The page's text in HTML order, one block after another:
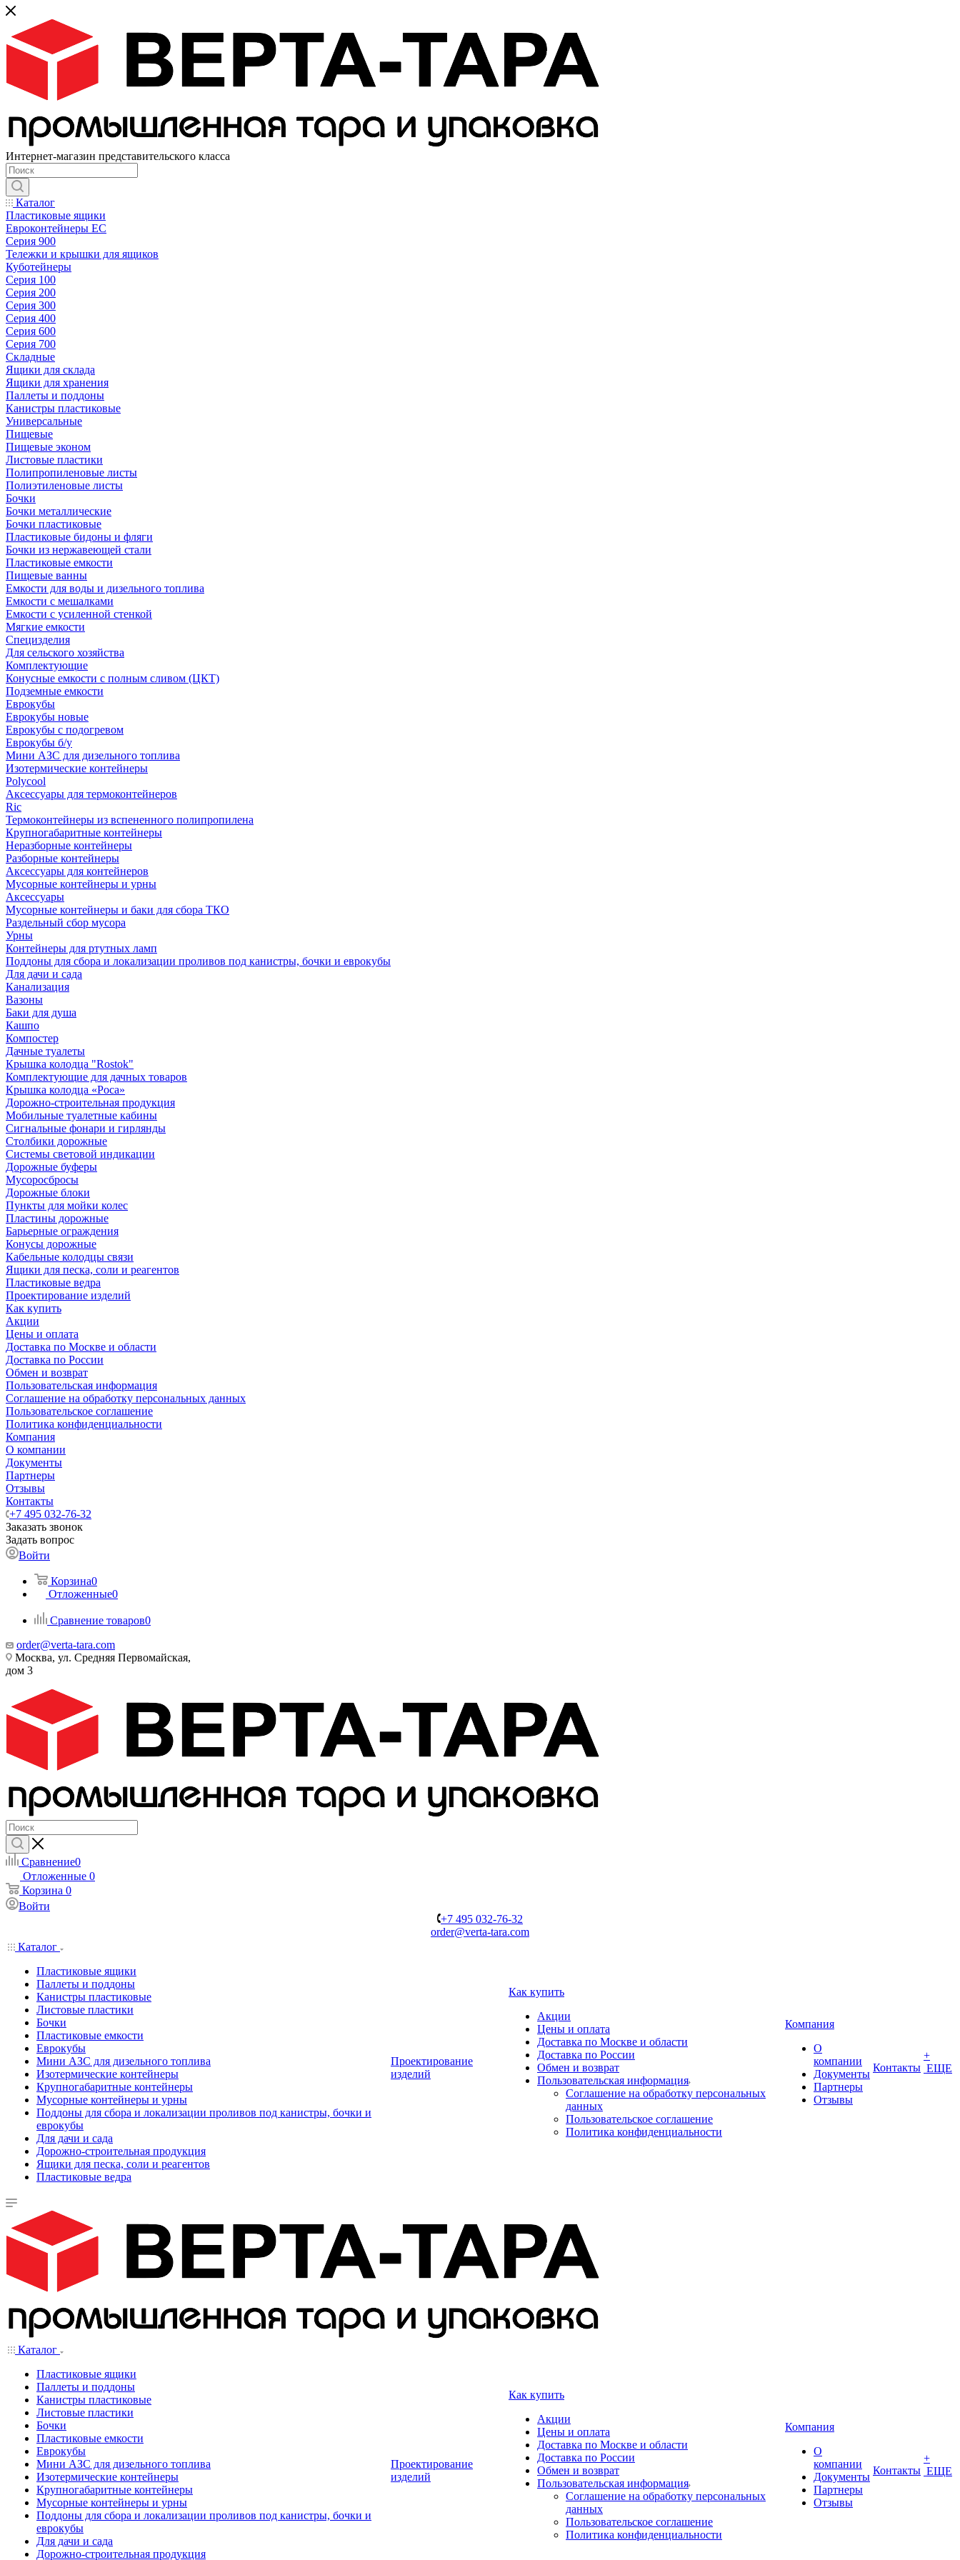
Интернет-магазин представительского класса
Каталог
Пластиковые ящики
Евроконтейнеры ЕС
Серия 900
Тележки и крышки для ящиков
Куботейнеры
Серия 100
Серия 200
Серия 300
Серия 400
Серия 600
Серия 700
Складные
Ящики для склада
Ящики для хранения
Паллеты и поддоны
Канистры пластиковые
Универсальные
Пищевые
Пищевые эконом
Листовые пластики
Полипропиленовые листы
Полиэтиленовые листы
Бочки
Бочки металлические
Бочки пластиковые
Пластиковые бидоны и фляги
Бочки из нержавеющей стали
Пластиковые емкости
Пищевые ванны
Емкости для воды и дизельного топлива
Емкости с мешалками
Емкости с усиленной стенкой
Мягкие емкости
Специзделия
Для сельского хозяйства
Комплектующие
Конусные емкости с полным сливом (ЦКТ)
Подземные емкости
Еврокубы
Еврокубы новые
Еврокубы с подогревом
Еврокубы б/у
Мини АЗС для дизельного топлива
Изотермические контейнеры
Polycool
Аксессуары для термоконтейнеров
Ric
Термоконтейнеры из вспененного полипропилена
Крупногабаритные контейнеры
Неразборные контейнеры
Разборные контейнеры
Аксессуары для контейнеров
Мусорные контейнеры и урны
Аксессуары
Мусорные контейнеры и баки для сбора ТКО
Раздельный сбор мусора
Урны
Контейнеры для ртутных ламп
Поддоны для сбора и локализации проливов под канистры, бочки и еврокубы
Для дачи и сада
Канализация
Вазоны
Баки для душа
Кашпо
Компостер
Дачные туалеты
Крышка колодца "Rostok"
Комплектующие для дачных товаров
Крышка колодца «Роса»
Дорожно-строительная продукция
Мобильные туалетные кабины
Сигнальные фонари и гирлянды
Столбики дорожные
Системы световой индикации
Дорожные буферы
Мусоросбросы
Дорожные блоки
Пункты для мойки колес
Пластины дорожные
Барьерные ограждения
Конусы дорожные
Кабельные колодцы связи
Ящики для песка, соли и реагентов
Пластиковые ведра
Проектирование изделий
Как купить
Акции
Цены и оплата
Доставка по Москве и области
Доставка по России
Обмен и возврат
Пользовательская информация
Соглашение на обработку персональных данных
Пользовательское соглашение
Политика конфиденциальности
Компания
О компании
Документы
Партнеры
Отзывы
Контакты
+7 495 032-76-32
Заказать звонок
Задать вопрос
Войти
Корзина0
Отложенные0
Сравнение товаров0
order@verta-tara.com
Москва, ул. Средняя Первомайская,
дом 3
Сравнение0
Отложенные 0
Корзина 0
Войти
+7 495 032-76-32
order@verta-tara.com
Каталог
Пластиковые ящики
Паллеты и поддоны
Канистры пластиковые
Листовые пластики
Бочки
Пластиковые емкости
Еврокубы
Мини АЗС для дизельного топлива
Изотермические контейнеры
Крупногабаритные контейнеры
Мусорные контейнеры и урны
Поддоны для сбора и локализации проливов под канистры, бочки и
еврокубы
Для дачи и сада
Дорожно-строительная продукция
Ящики для песка, соли и реагентов
Пластиковые ведра
Проектирование
изделий
Как купить
Акции
Цены и оплата
Доставка по Москве и области
Доставка по России
Обмен и возврат
Пользовательская информация
Соглашение на обработку персональных
данных
Пользовательское соглашение
Политика конфиденциальности
Компания
О
компании
Документы
Партнеры
Отзывы
Контакты
+
ЕЩЕ
Каталог
Пластиковые ящики
Паллеты и поддоны
Канистры пластиковые
Листовые пластики
Бочки
Пластиковые емкости
Еврокубы
Мини АЗС для дизельного топлива
Изотермические контейнеры
Крупногабаритные контейнеры
Мусорные контейнеры и урны
Поддоны для сбора и локализации проливов под канистры, бочки и
еврокубы
Для дачи и сада
Дорожно-строительная продукция
Проектирование
изделий
Как купить
Акции
Цены и оплата
Доставка по Москве и области
Доставка по России
Обмен и возврат
Пользовательская информация
Соглашение на обработку персональных
данных
Пользовательское соглашение
Политика конфиденциальности
Компания
О
компании
Документы
Партнеры
Отзывы
Контакты
+
ЕЩЕ